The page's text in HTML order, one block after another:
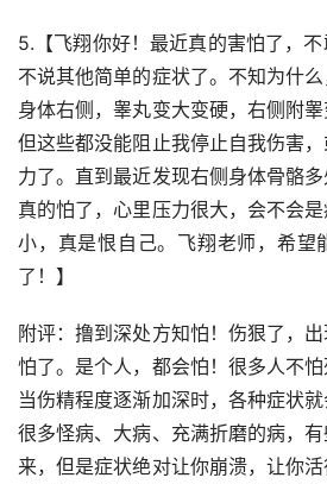
5.【飞翔你好！最近真的害怕了，不
不说其他简单的症状了。不知为什
身体右侧，睾丸变大变硬，右侧附睾
但这些都没能阻止我停止自我伤害
力了。直到最近发现右侧身体骨骼
真的怕了，心里压力很大，会不会
小，真是恨自己。飞翔老师，希望
了！】
附评：撸到深处方知怕！伤狠了，
怕了。是个人，都会怕！很多人不怕
当伤精程度逐渐加深时，各种症状
很多怪病、大病、充满折磨的病，
来，但是症状绝对让你崩溃，让你